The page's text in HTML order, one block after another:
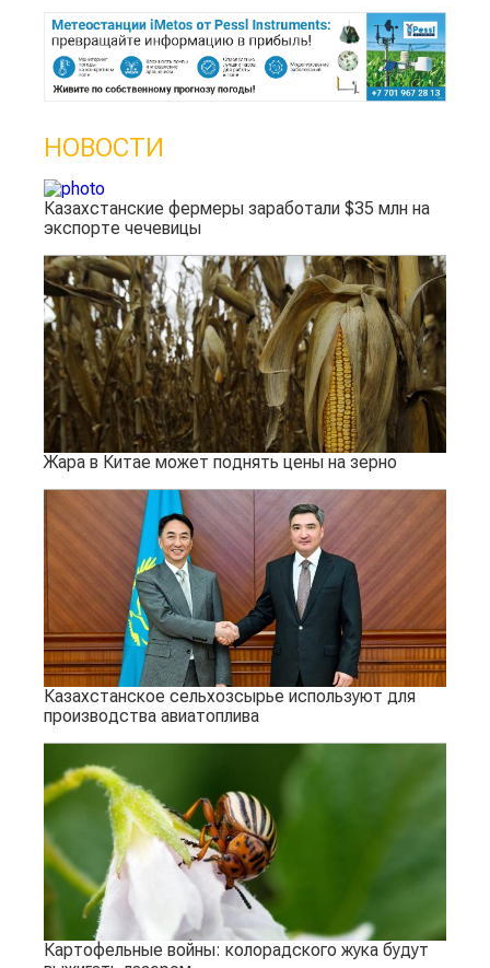
НОВОСТИ
Казахстанские фермеры заработали $35 млн на
экспорте чечевицы
Жара в Китае может поднять цены на зерно
Казахстанское сельхозсырье используют для
производства авиатоплива
Картофельные войны: колорадского жука будут